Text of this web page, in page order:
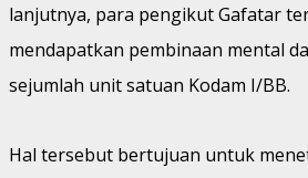
lanjutnya, para pengikut Gafatar
mendapatkan pembinaan mental
sejumlah unit satuan Kodam I/BB.
Hal tersebut bertujuan untuk